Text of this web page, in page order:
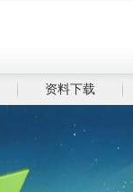
资料下载